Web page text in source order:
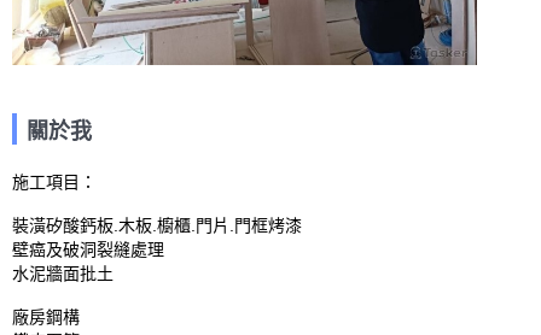
關於我
施工項目：
裝潢矽酸鈣板.木板.櫥櫃.門片.門框烤漆
壁癌及破洞裂縫處理
水泥牆面批土
廠房鋼構